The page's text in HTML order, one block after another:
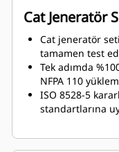
Cat Jeneratör
Cat jeneratör
tamamen test
Tek adımda
NFPA 110
ISO 8528-5
standartlarına